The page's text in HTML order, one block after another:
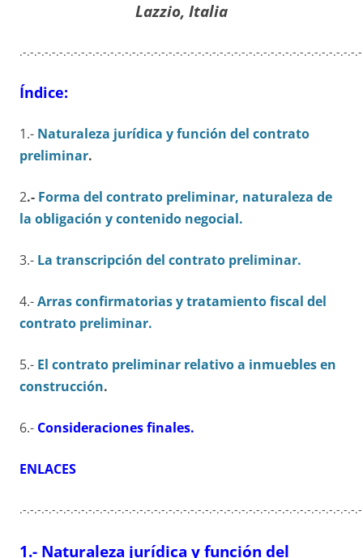
Lazzio, Italia
.-.-.-.-.-.-.-.-.-.-.-.-.-.-.-.-.-.-.-.-.-.-.-.-.-.-.-.-.-.-.-.-.-.-.-.-.-.-.-.-.-.-.-.-.-
Índice:
1.- Naturaleza jurídica y función del contrato
preliminar.
2.- Forma del contrato preliminar, naturaleza de
la obligación y contenido negocial.
3.- La transcripción del contrato preliminar.
4.-Arras confirmatorias y tratamiento fiscal del
contrato preliminar.
5.- El contrato preliminar relativo a inmuebles en
construcción.
6.- Consideraciones finales.
ENLACES
.-.-.-.-.-.-.-.-.-.-.-.-.-.-.-.-.-.-.-.-.-.-.-.-.-.-.-.-.-.-.-.-.-.-.-.-.-.-.-.-.-.-.-.-.-
1.- Naturaleza jurídica y función del